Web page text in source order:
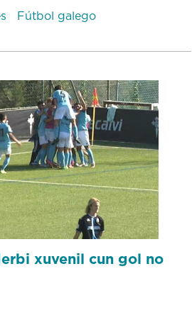
Fútbol galego
xuvenil cun gol no